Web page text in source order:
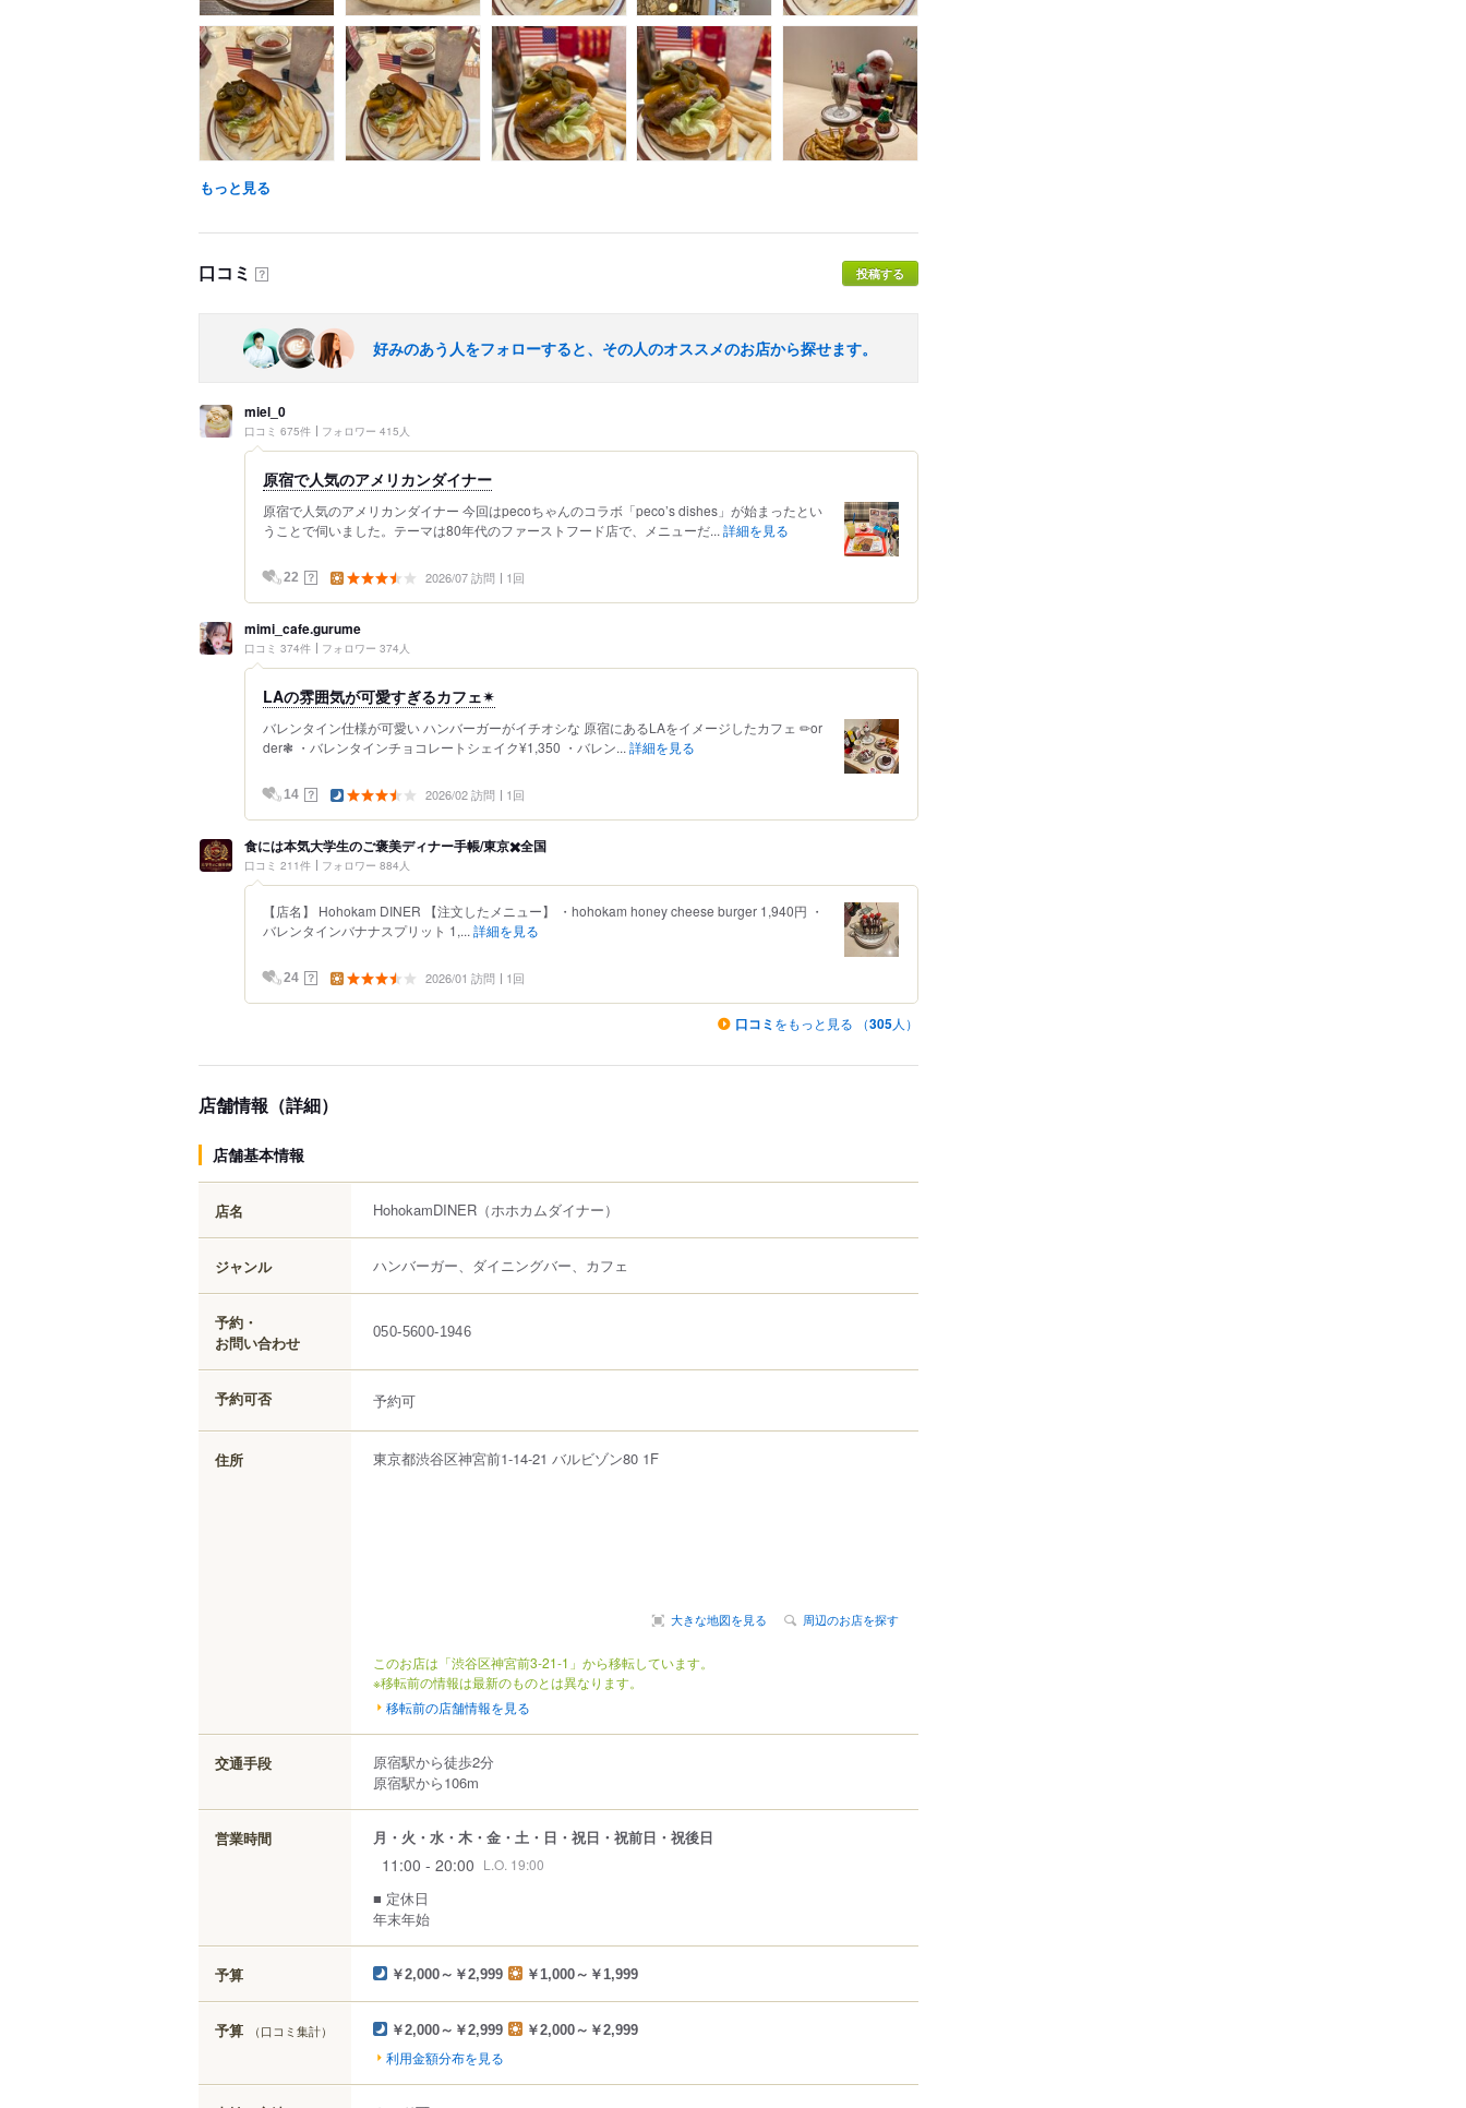
もっと見る
口コミ ？ 投稿する
好みのあう人をフォローすると、その人のオススメのお店から探せます。
miel_0
口コミ 675件 フォロワー 415人
原宿で人気のアメリカンダイナー
原宿で人気のアメリカンダイナー 今回はpecoちゃんのコラボ「peco’s dishes」が始まったとい
うことで伺いました。テーマは80年代のファーストフード店で、メニューだ... 詳細を見る
22 ？ 2026/07 訪問 1回
mimi_cafe.gurume
口コミ 374件 フォロワー 374人
LAの雰囲気が可愛すぎるカフェ✴︎
バレンタイン仕様が可愛い ハンバーガーがイチオシな 原宿にあるLAをイメージしたカフェ ✏︎or
der❃ ・バレンタインチョコレートシェイク¥1,350 ・バレン... 詳細を見る
14 ？ 2026/02 訪問 1回
食には本気大学生のご褒美ディナー手帳/東京✖️全国
口コミ 211件 フォロワー 884人
【店名】 Hohokam DINER 【注文したメニュー】 ・hohokam honey cheese burger 1,940円 ・
バレンタインバナナスプリット 1,... 詳細を見る
24 ？ 2026/01 訪問 1回
口コミ をもっと見る （305人）
店舗情報（詳細）
店舗基本情報
店名 HohokamDINER （ホホカムダイナー）
ジャンル ハンバーガー、ダイニングバー、カフェ
予約・
お問い合わせ
050-5600-1946
予約可否 予約可
住所 東京都渋谷区神宮前1-14-21 バルビゾン80 1F
大きな地図を見る 周辺のお店を探す
このお店は「渋谷区神宮前3-21-1」から移転しています。
※移転前の情報は最新のものとは異なります。
移転前の店舗情報を見る
交通手段
原宿駅から徒歩2分
原宿駅から106m
営業時間 月・火・水・木・金・土・日・祝日・祝前日・祝後日
11:00 - 20:00 L.O. 19:00
■ 定休日
年末年始
予算 ￥2,000～￥2,999 ￥1,000～￥1,999
予算 （口コミ集計） ￥2,000～￥2,999 ￥2,000～￥2,999
利用金額分布を見る